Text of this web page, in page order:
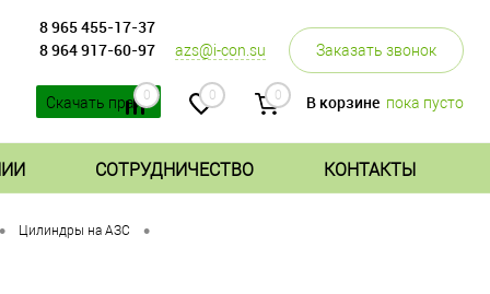
8 965 455-17-37
8 964 917-60-97
azs@i-con.su Заказать звонок
Скачать прайс
0 0 0 В корзине пока пусто
СОТРУДНИЧЕСТВО КОНТАКТЫ
• Цилиндры на АЗС •